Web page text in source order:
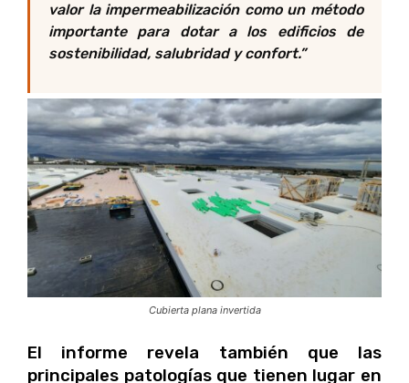
valor la impermeabilización como un método
importante para dotar a los edificios de
sostenibilidad, salubridad y confort.”
Cubierta plana invertida
El informe revela también que las
principales patologías que tienen lugar en